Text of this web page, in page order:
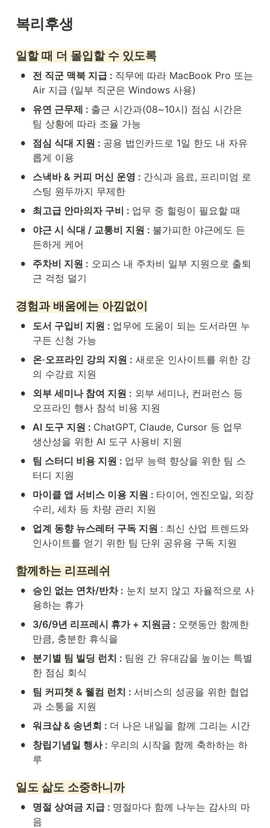
복리후생
일할 때 더 몰입할 수 있도록
• 전 직군 맥북 지급 : 직무에 따라 MacBook Pro 또는
Air 지급 (일부 직군은 Windows 사용)
• 유연 근무제 : 출근 시간과(08~10시) 점심 시간은
팀 상황에 따라 조율 가능
• 점심 식대 지원 : 공용 법인카드로 1일 한도 내 자유
롭게 이용
• 스낵바 & 커피 머신 운영 : 간식과 음료, 프리미엄 로
스팅 원두까지 무제한
• 최고급 안마의자 구비 : 업무 중 힐링이 필요할 때
• 야근 시 식대 / 교통비 지원 : 불가피한 야근에도 든
든하게 케어
• 주차비 지원 : 오피스 내 주차비 일부 지원으로 출퇴
근 걱정 덜기
경험과 배움에는 아낌없이
• 도서 구입비 지원 : 업무에 도움이 되는 도서라면 누
구든 신청 가능
• 온·오프라인 강의 지원 : 새로운 인사이트를 위한 강
의 수강료 지원
• 외부 세미나 참여 지원 : 외부 세미나, 컨퍼런스 등
오프라인 행사 참석 비용 지원
• AI 도구 지원 : ChatGPT, Claude, Cursor 등 업무
생산성을 위한 AI 도구 사용비 지원
• 팀 스터디 비용 지원 : 업무 능력 향상을 위한 팀 스
터디 지원
• 마이클 앱 서비스 이용 지원 : 타이어, 엔진오일, 외장
수리, 세차 등 차량 관리 지원
• 업계 동향 뉴스레터 구독 지원 : 최신 산업 트렌드와
인사이트를 얻기 위한 팀 단위 공유용 구독 지원
함께하는 리프레쉬
• 승인 없는 연차/반차 : 눈치 보지 않고 자율적으로 사
용하는 휴가
• 3/6/9년 리프레시 휴가 + 지원금 : 오랫동안 함께한
만큼, 충분한 휴식을
• 분기별 팀 빌딩 런치 : 팀원 간 유대감을 높이는 특별
한 점심 회식
• 팀 커피챗 & 웰컴 런치 : 서비스의 성공을 위한 협업
과 소통을 지원
• 워크샵 & 송년회 : 더 나은 내일을 함께 그리는 시간
• 창립기념일 행사 : 우리의 시작을 함께 축하하는 하
루
일도 삶도 소중하니까
• 명절 상여금 지급 : 명절마다 함께 나누는 감사의 마
음